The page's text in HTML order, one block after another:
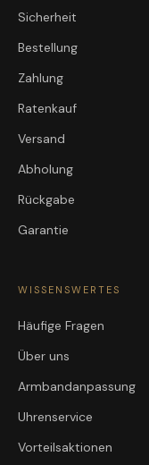
Sicherheit
Bestellung
Zahlung
Ratenkauf
Versand
Abholung
Rückgabe
Garantie
WISSENSWERTES
Häufige Fragen
Über uns
Armbandanpassung
Uhrenservice
Vorteilsaktionen